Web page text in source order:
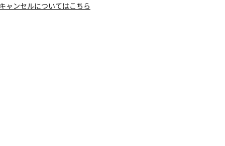
ャンセルについてはこちら